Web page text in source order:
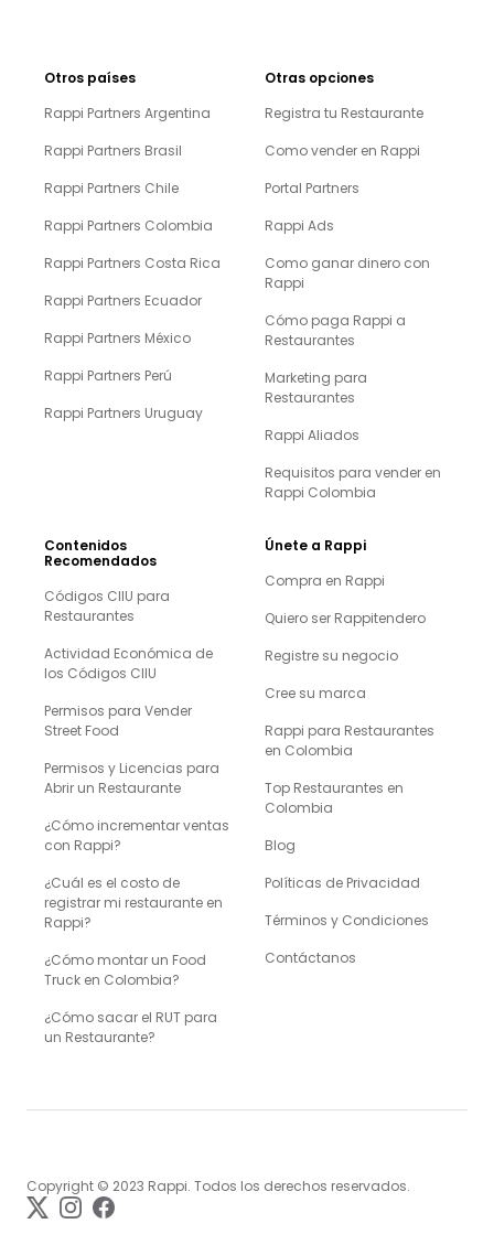
Otros países
Rappi Partners Argentina
Rappi Partners Brasil
Rappi Partners Chile
Rappi Partners Colombia
Rappi Partners Costa Rica
Rappi Partners Ecuador
Rappi Partners México
Rappi Partners Perú
Rappi Partners Uruguay
Otras opciones
Registra tu Restaurante
Como vender en Rappi
Portal Partners
Rappi Ads
Como ganar dinero con
Rappi
Cómo paga Rappi a
Restaurantes
Marketing para
Restaurantes
Rappi Aliados
Requisitos para vender en
Rappi Colombia
Contenidos
Recomendados
Códigos CIIU para
Restaurantes
Actividad Económica de
los Códigos CIIU
Permisos para Vender
Street Food
Permisos y Licencias para
Abrir un Restaurante
¿Cómo incrementar ventas
con Rappi?
¿Cuál es el costo de
registrar mi restaurante en
Rappi?
¿Cómo montar un Food
Truck en Colombia?
¿Cómo sacar el RUT para
un Restaurante?
Únete a Rappi
Compra en Rappi
Quiero ser Rappitendero
Registre su negocio
Cree su marca
Rappi para Restaurantes
en Colombia
Top Restaurantes en
Colombia
Blog
Políticas de Privacidad
Términos y Condiciones
Contáctanos
Copyright © 2023 Rappi. Todos los derechos reservados.